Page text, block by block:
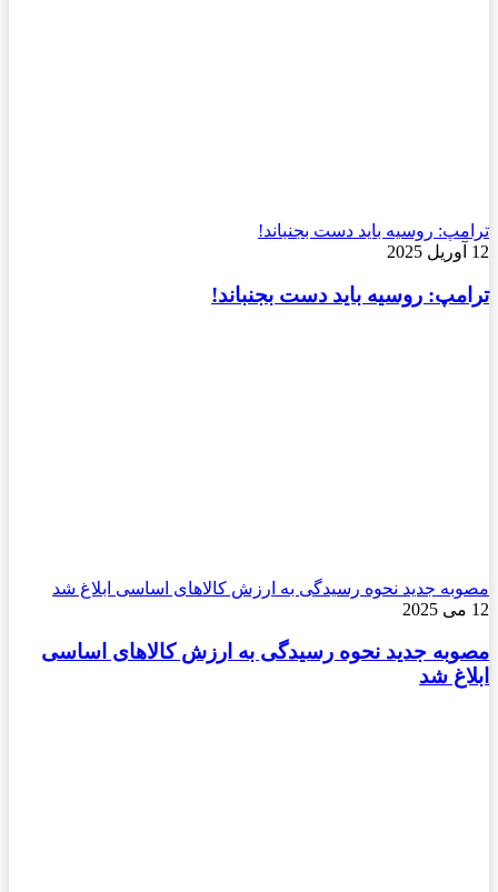
ترامپ: روسیه باید دست بجنباند!
12 آوریل 2025
ترامپ: روسیه باید دست بجنباند!
مصوبه جدید نحوه رسیدگی به ارزش کالاهای اساسی ابلاغ شد
12 می 2025
مصوبه جدید نحوه رسیدگی به ارزش کالاهای اساسی
ابلاغ شد